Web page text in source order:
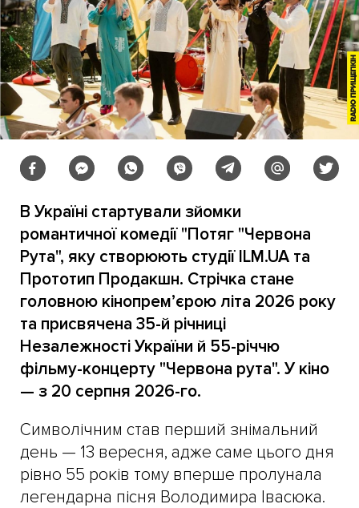
В Україні стартували зйомки
романтичної комедії "Потяг "Червона
Рута", яку створюють студії ILM.UA та
Прототип Продакшн. Стрічка стане
головною кінопрем’єрою літа 2026 року
та присвячена 35-й річниці
Незалежності України й 55-річчю
фільму-концерту "Червона рута". У кіно
— з 20 серпня 2026-го.
Символічним став перший знімальний
день — 13 вересня, адже саме цього дня
рівно 55 років тому вперше пролунала
легендарна пісня Володимира Івасюка.